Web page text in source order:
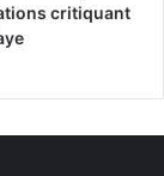
critiquant